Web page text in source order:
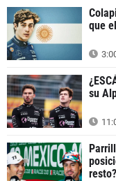
que
su
resto?